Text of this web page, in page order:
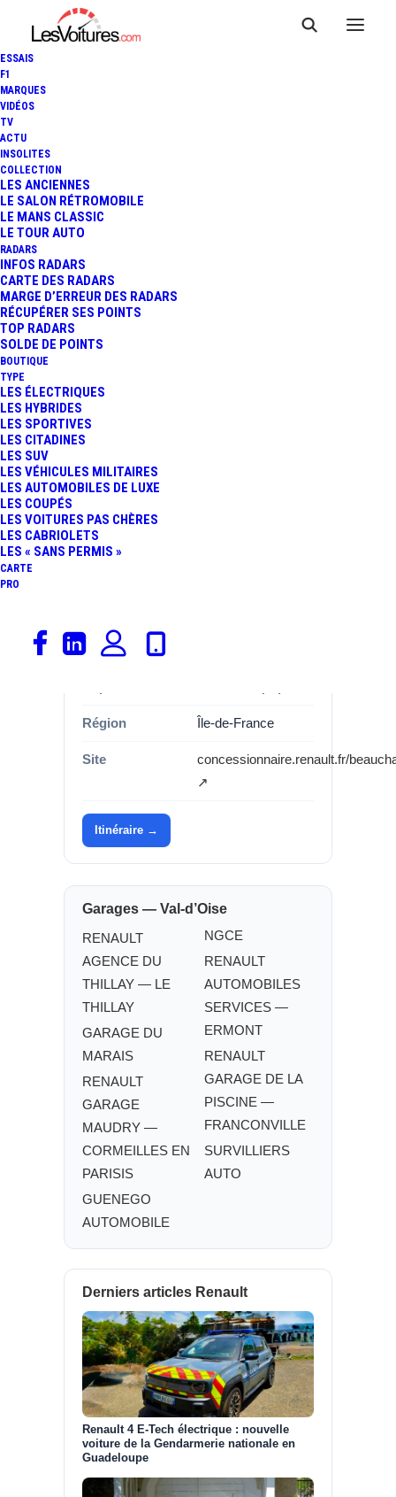
ESSAIS
F1
MARQUES
VIDÉOS
TV
ACTU
INSOLITES
COLLECTION
LES ANCIENNES
LE SALON RÉTROMOBILE
LE MANS CLASSIC
LE TOUR AUTO
RADARS
INFOS RADARS
CARTE DES RADARS
MARGE D’ERREUR DES RADARS
RÉCUPÉRER SES POINTS
TOP RADARS
SOLDE DE POINTS
BOUTIQUE
TYPE
LES ÉLECTRIQUES
LES HYBRIDES
LES SPORTIVES
LES CITADINES
LES SUV
LES VÉHICULES MILITAIRES
LES AUTOMOBILES DE LUXE
LES COUPÉS
LES VOITURES PAS CHÈRES
LES CABRIOLETS
LES « SANS PERMIS »
CARTE
PRO
Informations
Catégorie
Adresse
Commune
Région Île-de-France
Site
concessionnaire.renault.fr/
↗
Itinéraire →
Garages — Val-d’Oise
RENAULT
AGENCE DU
THILLAY — LE
THILLAY
GARAGE DU
MARAIS
RENAULT
GARAGE
MAUDRY —
CORMEILLES EN
PARISIS
GUENEGO
AUTOMOBILE
NGCE
RENAULT
AUTOMOBILES
SERVICES —
ERMONT
RENAULT
GARAGE DE LA
PISCINE —
FRANCONVILLE
SURVILLIERS
AUTO
Derniers articles Renault
Renault 4 E-Tech électrique : nouvelle
voiture de la Gendarmerie nationale en
Guadeloupe